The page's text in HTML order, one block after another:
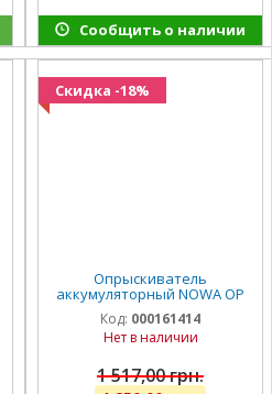
Сообщить о наличии
Скидка -18%
Опрыскиватель
аккумуляторный NOWA OP
1516m
Код: 000161414
Нет в наличии
1 517,00 грн.